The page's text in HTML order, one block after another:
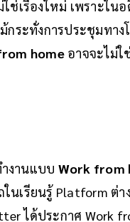
ช่เรื่องใหม่ เพราะใน
กระทั่งการประชุมทา
homeอาจจะไม่ใ
งานแบบ Work from
เรียนรู้ Platform ต่า
ได้ประกาศ Work